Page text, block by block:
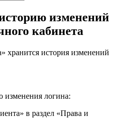
изменений
кабинета
хранится история изменений
изменения логина:
в раздел «Права и